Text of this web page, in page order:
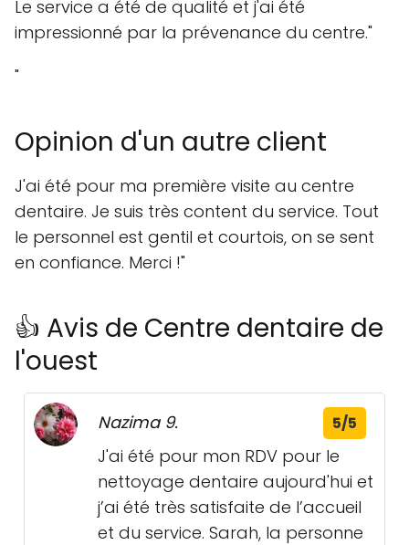
Le service a été de qualité et j'ai été
impressionné par la prévenance du centre."
"
Opinion d'un autre client
J'ai été pour ma première visite au centre
dentaire. Je suis très content du service. Tout
le personnel est gentil et courtois, on se sent
en confiance. Merci !"
👍 Avis de Centre dentaire de
l'ouest
Nazima 9. 5/5
J'ai été pour mon RDV pour le
nettoyage dentaire aujourd'hui et
j’ai été très satisfaite de l’accueil
et du service. Sarah, la personne